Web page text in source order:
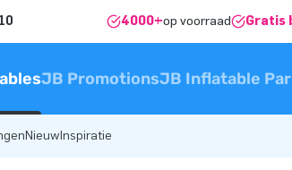
4000+op voorraad Gratis
JB PromotionsJB Inflatable
NieuwInspiratie